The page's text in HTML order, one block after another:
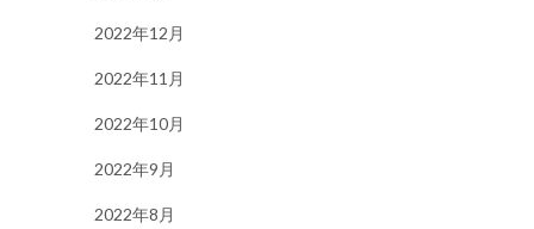
2022年12月
2022年11月
2022年10月
2022年9月
2022年8月